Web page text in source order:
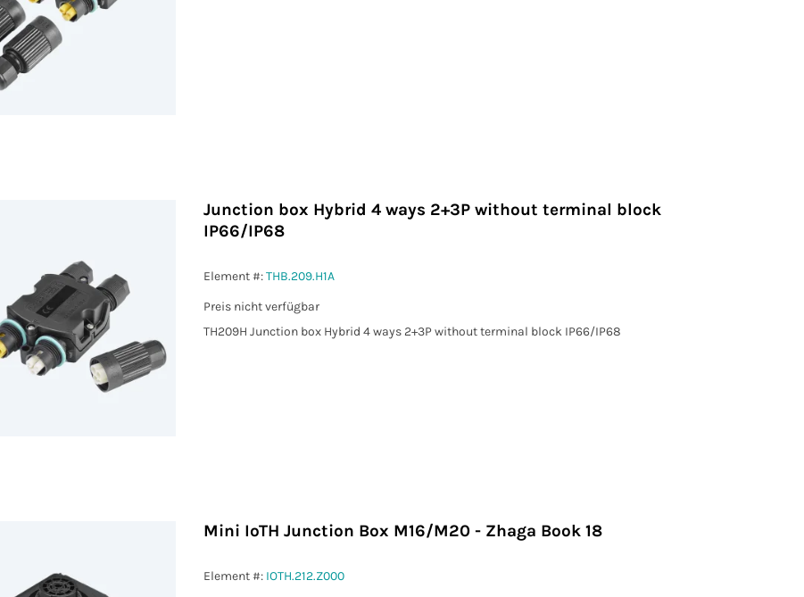
Junction box Hybrid 4 ways 2+3P without terminal block
IP66/IP68
Element #:THB.209.H1A
Preis nicht verfügbar
TH209H Junction box Hybrid 4 ways 2+3P without terminal block IP66/IP68
Mini IoTH Junction Box M16/M20 - Zhaga Book 18
Element #: IOTH.212.Z000